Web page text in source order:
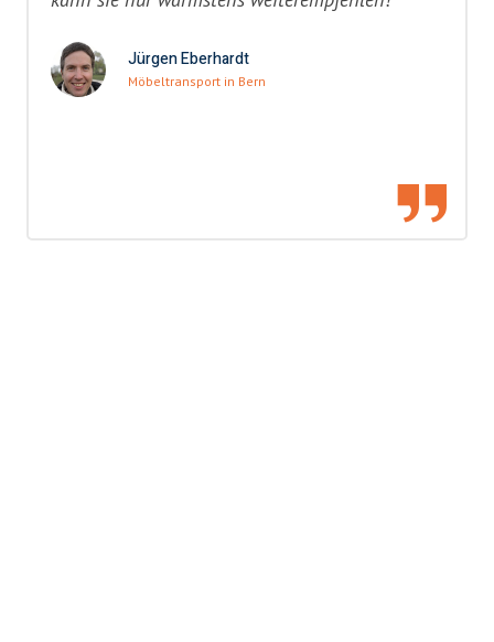
Jürgen Eberhardt
Möbeltransport in Bern